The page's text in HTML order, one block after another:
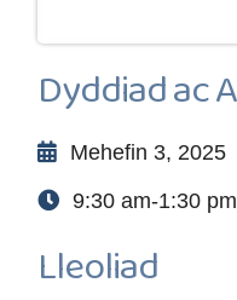
Dyddiad ac
Mehefin 3, 2025
9:30 am-1:30 pm
Lleoliad